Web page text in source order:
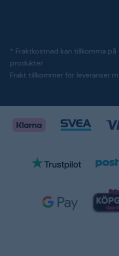
* Fraktkostnad kan tillkomma
produkter
Frakt tillkommer för leveranser